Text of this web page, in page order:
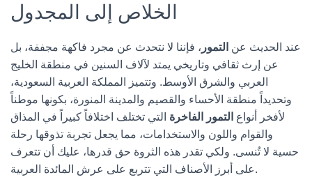
الخلاص إلى المجدول
عند الحديث عن التمور ، فإننا لا نتحدث عن مجرد فاكهة مجففة، بل
عن إرث ثقافي وتاريخي يمتد لآلاف السنين في منطقة الخليج
العربي والشرق الأوسط. وتتميز المملكة العربية السعودية،
وتحديداً منطقة الأحساء والقصيم والمدينة المنورة، بكونها موطناً
لأفخر أنواع التمور الفاخرة التي تختلف اختلافاً كبيراً في المذاق
والقوام واللون والاستخدامات، مما يجعل تجربة تذوقها رحلة
حسية لا تُنسى. ولكي تقدر هذه الثروة حق قدرها، عليك أن تتعرف
على أبرز الأصناف التي تتربع على عرش المائدة العربية.